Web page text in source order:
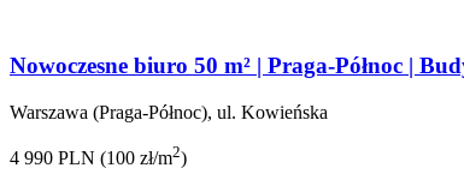
Nowoczesne biuro 50 m² | Praga-Północ |
Warszawa (Praga-Północ), ul. Kowieńska
4 990 PLN (100 zł/m2)